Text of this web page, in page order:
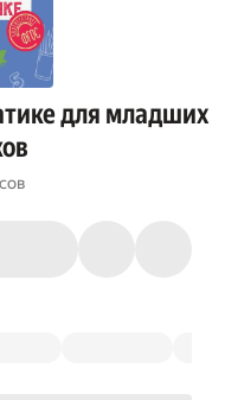
для младших